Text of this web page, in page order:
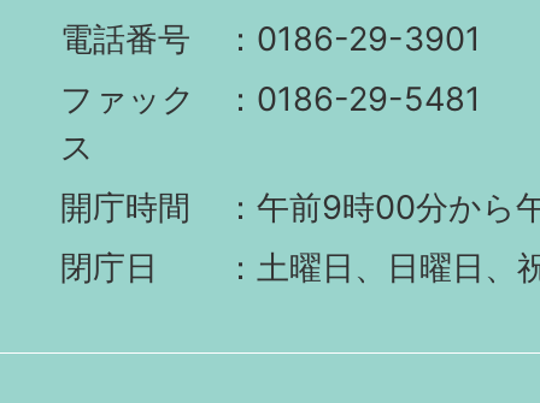
電話番号
0186-29-3901
ファック
ス
0186-29-5481
開庁時間
午前9時00分から
閉庁日
土曜日、日曜日、